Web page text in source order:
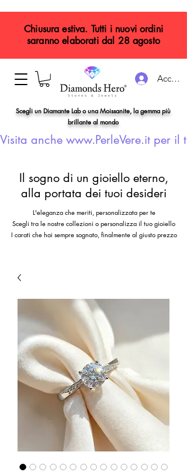
Accedi
Scegli un Diamante Lab o una Moissanite, la gemma più
brillante al mondo
Visita anche www.PerleVere.it per il
Chiusura estiva. Tutti i nuovi ordini
saranno elaborati dal 28 agosto
Il sogno di un gioiello eterno,
alla portata dei tuoi desideri
L'eleganza che meriti, personalizzata per te
Scegli tra le nostre collezioni o personalizza il tuo gioiello
I carati che hai sempre sognato, finalmente al giusto prezzo